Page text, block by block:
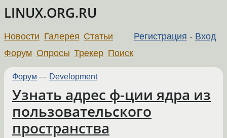
LINUX.ORG.RU
Регистрация - Вход
Новости Галерея Статьи
Форум Опросы Трекер Поиск
Форум — Development
Узнать адрес ф-ции ядра из
пользовательского
пространства